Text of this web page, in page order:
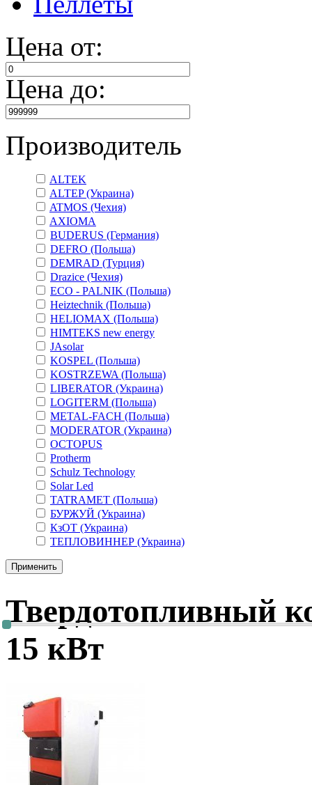
Цена от:
Цена до:
Производитель
ALTEK
ALTEP (Украина)
ATMOS (Чехия)
AXIOMA
BUDERUS (Германия)
DEFRO (Польша)
DEMRAD (Турция)
Drazice (Чехия)
ECO - PALNIK (Польша)
Heiztechnik (Польша)
HELIOMAX (Польша)
HIMTEKS new energy
JAsolar
KOSPEL (Польша)
KOSTRZEWA (Польша)
LIBERATOR (Украина)
LOGITERM (Польша)
METAL-FACH (Польша)
MODERATOR (Украина)
OCTOPUS
Protherm
Schulz Technology
Solar Led
TATRAMET (Польша)
БУРЖУЙ (Украина)
КзОТ (Украина)
ТЕПЛОВИННЕР (Украина)
Твердотопливный
15 кВт